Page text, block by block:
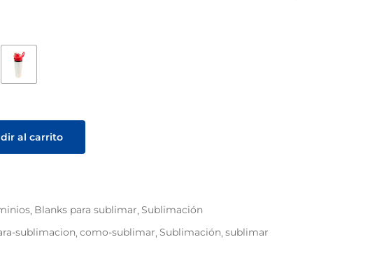
al carrito
Blanks para sublimar Sublimación
sublimacion como-sublimar Sublimación sublimar